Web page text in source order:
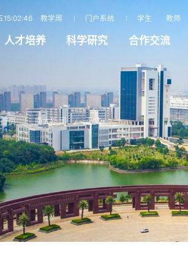
15:02:47 教学周 门户系统 学生 教师
人才培养 科学研究 合作交流
首页 / 南大新闻 / 正文